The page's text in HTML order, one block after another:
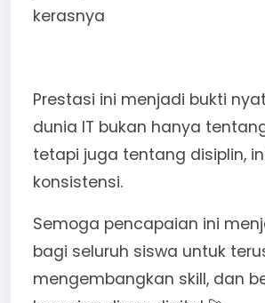
kerasnya
Prestasi ini menjadi bukti
dunia IT bukan hanya
tetapi juga tentang disiplin,
konsistensi.
Semoga pencapaian ini
bagi seluruh siswa untuk
mengembangkan skill, dan